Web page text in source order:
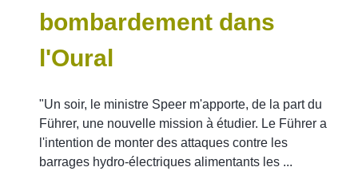
bombardement dans
l'Oural
"Un soir, le ministre Speer m'apporte, de la part du
Führer, une nouvelle mission à étudier. Le Führer a
l'intention de monter des attaques contre les
barrages hydro-électriques alimentants les ...